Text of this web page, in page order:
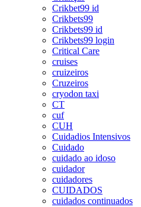
Crikbet99 id
Crikbets99
Crikbets99 id
Crikbets99 login
Critical Care
cruises
cruizeiros
Cruzeiros
cryodon taxi
CT
cuf
CUH
Cuidadios Intensivos
Cuidado
cuidado ao idoso
cuidador
cuidadores
CUIDADOS
cuidados continuados